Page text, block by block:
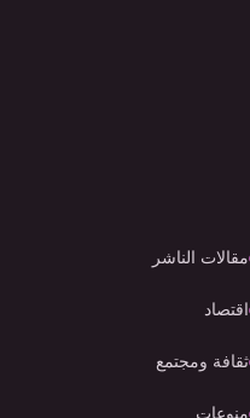
مقالات الناشر
اقتصاد
ثقافة ومجتمع
منوعات